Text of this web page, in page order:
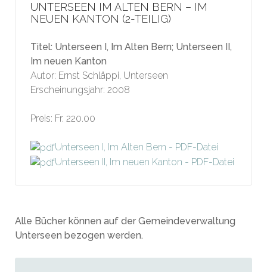
UNTERSEEN IM ALTEN BERN – IM
NEUEN KANTON (2-TEILIG)
Titel: Unterseen I, Im Alten Bern; Unterseen II,
Im neuen Kanton
Autor: Ernst Schläppi, Unterseen
Erscheinungsjahr: 2008
Preis: Fr. 220.00
Unterseen I, Im Alten Bern - PDF-Datei
Unterseen II, Im neuen Kanton - PDF-Datei
Alle Bücher können auf der Gemeindeverwaltung
Unterseen bezogen werden.